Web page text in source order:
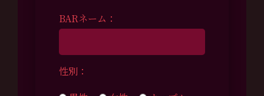
BARネーム：
性別：